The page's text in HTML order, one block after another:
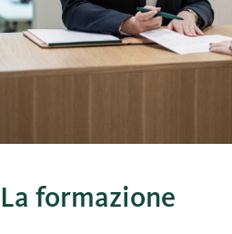
La formazione